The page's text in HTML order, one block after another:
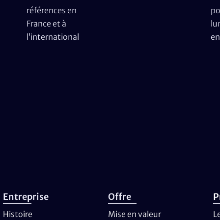
références en
France et à
l’international
Entreprise
Histoire
Offre
Mise en valeur